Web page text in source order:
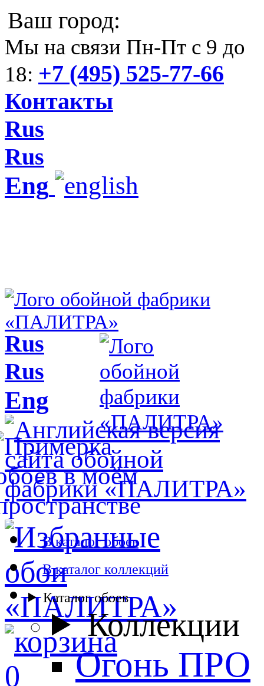
Ваш город:
Мы на связи Пн-Пт с 9 до
18: +7 (495) 525-77-66
Контакты
Rus
Rus
Eng
0
Rus
Rus
Eng
В каталог обоев
В каталог коллекций
Каталог обоев
Коллекции
Огонь ПРО